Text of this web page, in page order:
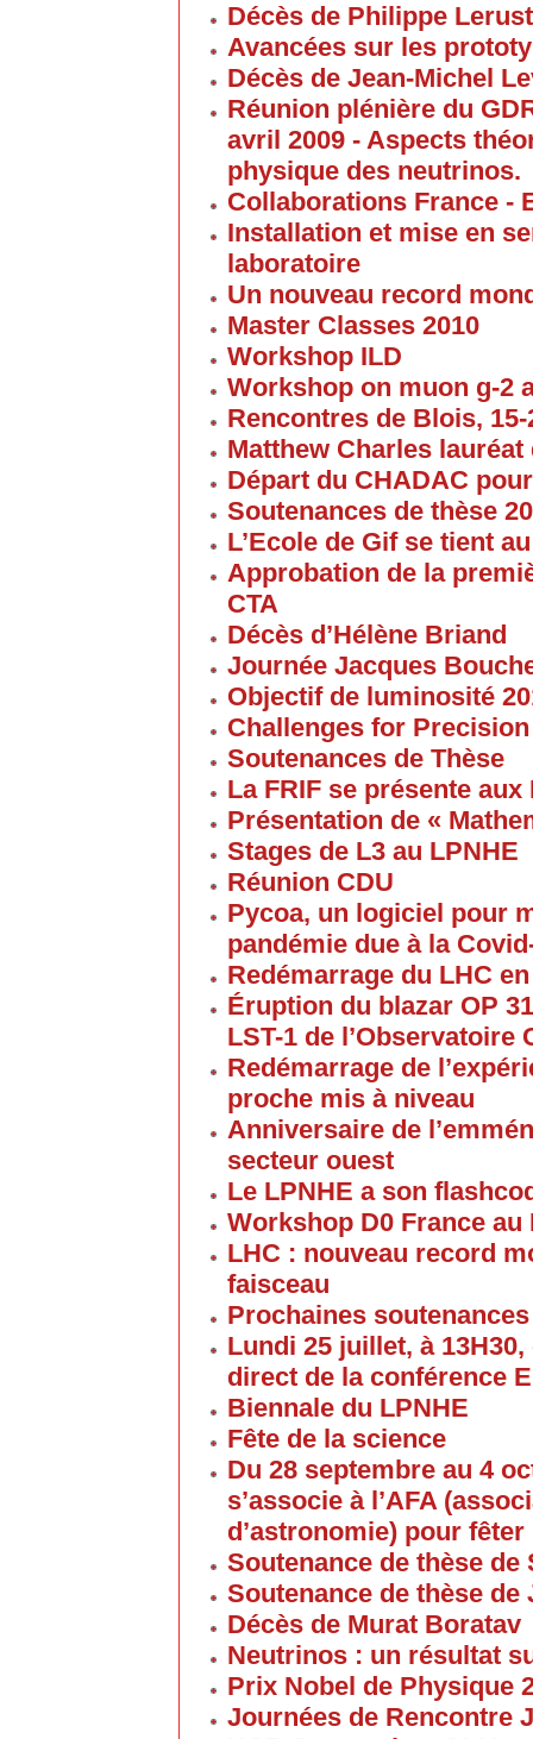
Décès de Philippe
Avancées sur les
Décès de Jean-Michel
Réunion plénière du
avril 2009 - Aspects
physique des neutrinos.
Collaborations France -
Installation et mise en
laboratoire
Un nouveau record
Master Classes 2010
Workshop ILD
Workshop on muon g-2
Rencontres de Blois,
Matthew Charles
Départ du CHADAC
Soutenances de thèse
L’Ecole de Gif se tient
Approbation de la
CTA
Décès d’Hélène Briand
Journée Jacques
Objectif de luminosité
Challenges for
Soutenances de Thèse
La FRIF se présente aux
Présentation de «
Stages de L3 au LPNHE
Réunion CDU
Pycoa, un logiciel pour
pandémie due à la
Redémarrage du LHC en
Éruption du blazar OP
LST-1 de l’Observatoire
Redémarrage de
proche mis à niveau
Anniversaire de
secteur ouest
Le LPNHE a son
Workshop D0 France au
LHC : nouveau record
faisceau
Prochaines
Lundi 25 juillet, à
direct de la conférence
Biennale du LPNHE
Fête de la science
Du 28 septembre au 4
s’associe à l’AFA
d’astronomie) pour fêter
Soutenance de thèse
Soutenance de thèse
Décès de Murat Boratav
Neutrinos : un résultat
Prix Nobel de Physique
Journées de Rencontre